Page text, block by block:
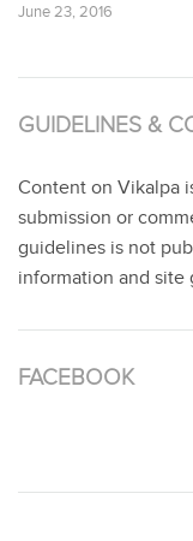
June 23, 2016
GUIDELINES &
Content on Vikalpa
submission or
guidelines is not
information and site
FACEBOOK